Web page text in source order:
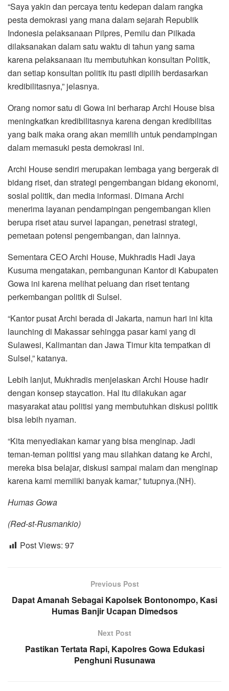
“Saya yakin dan percaya tentu kedepan dalam rangka
pesta demokrasi yang mana dalam sejarah Republik
Indonesia pelaksanaan Pilpres, Pemilu dan Pilkada
dilaksanakan dalam satu waktu di tahun yang sama
karena pelaksanaan itu membutuhkan konsultan Politik,
dan setiap konsultan politik itu pasti dipilih berdasarkan
kredibilitasnya,” jelasnya.
Orang nomor satu di Gowa ini berharap Archi House bisa
meningkatkan kredibilitasnya karena dengan kredibilitas
yang baik maka orang akan memilih untuk pendampingan
dalam memasuki pesta demokrasi ini.
Archi House sendiri merupakan lembaga yang bergerak di
bidang riset, dan strategi pengembangan bidang ekonomi,
sosial politik, dan media informasi. Dimana Archi
menerima layanan pendampingan pengembangan klien
berupa riset atau survei lapangan, penetrasi strategi,
pemetaan potensi pengembangan, dan lainnya.
Sementara CEO Archi House, Mukhradis Hadi Jaya
Kusuma mengatakan, pembangunan Kantor di Kabupaten
Gowa ini karena melihat peluang dan riset tentang
perkembangan politik di Sulsel.
“Kantor pusat Archi berada di Jakarta, namun hari ini kita
launching di Makassar sehingga pasar kami yang di
Sulawesi, Kalimantan dan Jawa Timur kita tempatkan di
Sulsel,” katanya.
Lebih lanjut, Mukhradis menjelaskan Archi House hadir
dengan konsep staycation. Hal itu dilakukan agar
masyarakat atau politisi yang membutuhkan diskusi politik
bisa lebih nyaman.
“Kita menyediakan kamar yang bisa menginap. Jadi
teman-teman politisi yang mau silahkan datang ke Archi,
mereka bisa belajar, diskusi sampai malam dan menginap
karena kami memiliki banyak kamar,” tutupnya.(NH).
Humas Gowa
(Red-st-Rusmankio)
Post Views: 97
Previous Post
Dapat Amanah Sebagai Kapolsek Bontonompo, Kasi
Humas Banjir Ucapan Dimedsos
Next Post
Pastikan Tertata Rapi, Kapolres Gowa Edukasi
Penghuni Rusunawa